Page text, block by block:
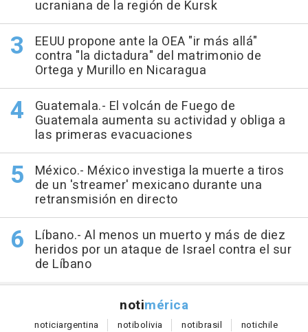
ucraniana de la región de Kursk
EEUU propone ante la OEA "ir más allá"
contra "la dictadura" del matrimonio de
Ortega y Murillo en Nicaragua
Guatemala.- El volcán de Fuego de
Guatemala aumenta su actividad y obliga a
las primeras evacuaciones
México.- México investiga la muerte a tiros
de un 'streamer' mexicano durante una
retransmisión en directo
Líbano.- Al menos un muerto y más de diez
heridos por un ataque de Israel contra el sur
de Líbano
notimérica
noticiargentina notibolivia notibrasil notichile